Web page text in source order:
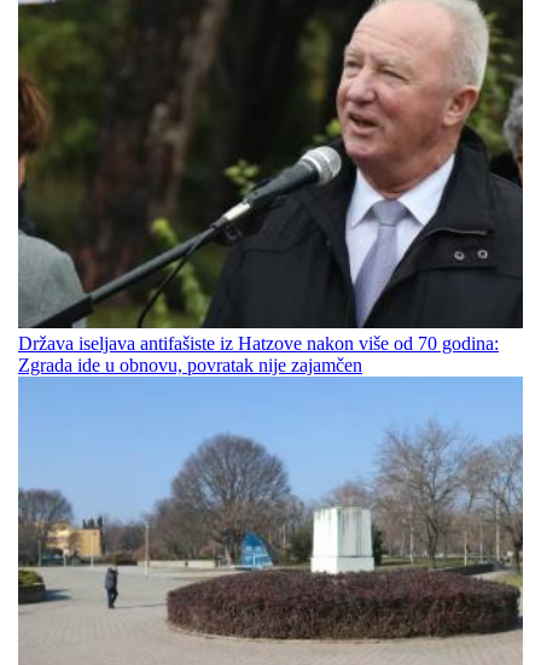
Država iseljava antifašiste iz Hatzove nakon više od 70 godina:
Zgrada ide u obnovu, povratak nije zajamčen